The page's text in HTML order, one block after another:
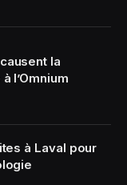
la
l’Omnium
à Laval pour